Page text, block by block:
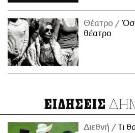
Θέατρο
θέατρο
ΕΙΔΗΣΕΙΣ
Διεθνή Τι